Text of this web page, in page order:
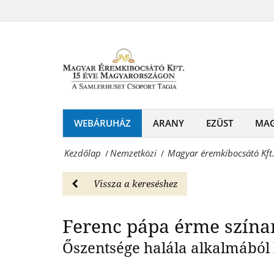
-
emlékérme
Ferenc
pápa
tiszteletére
Nemzetközi
Magyar
WEBÁRUHÁZ ARANY EZÜST
Kezdőlap /Nemzetközi / Magyar éremkibocsátó
Vissza a kereséshez
Ferenc pápa érme
Őszentsége halála
Magyar
és
emlékérmek